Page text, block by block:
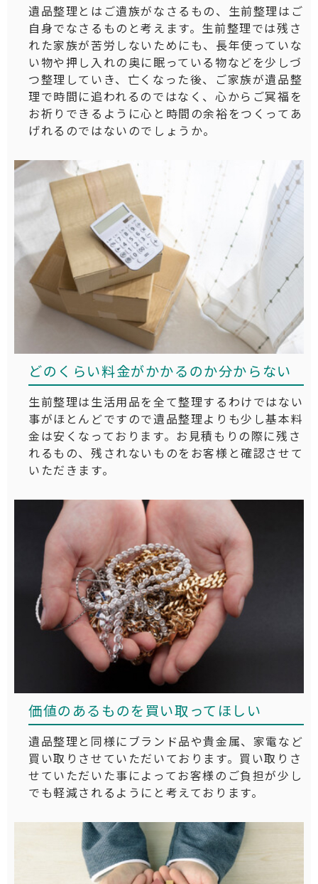
遺品整理とはご遺族がなさるもの、生前整理はご
自身でなさるものと考えます。生前整理では残さ
れた家族が苦労しないためにも、長年使っていな
い物や押し入れの奥に眠っている物などを少しづ
つ整理していき、亡くなった後、ご家族が遺品整
理で時間に追われるのではなく、心からご冥福を
お祈りできるように心と時間の余裕をつくってあ
げれるのではないのでしょうか。
どのくらい料金がかかるのか分からない
生前整理は生活用品を全て整理するわけではない
事がほとんどですので遺品整理よりも少し基本料
金は安くなっております。お見積もりの際に残さ
れるもの、残されないものをお客様と確認させて
いただきます。
価値のあるものを買い取ってほしい
遺品整理と同様にブランド品や貴金属、家電など
買い取りさせていただいております。買い取りさ
せていただいた事によってお客様のご負担が少し
でも軽減されるようにと考えております。